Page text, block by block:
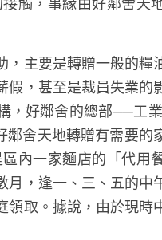
觸，事緣由好鄰舍天
主要是轉贈一般的糧
，甚至是裁員失業的
，好鄰舍的總部──
鄰舍天地轉贈有需要
內一家麵店的「代用